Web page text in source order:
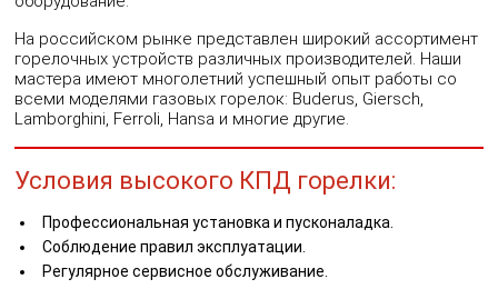
На российском рынке представлен широкий ассортимент
горелочных устройств различных производителей. Наши
мастера имеют многолетний успешный опыт работы со
всеми моделями газовых горелок: Buderus, Giersch,
Lamborghini, Ferroli, Hansa и многие другие.
Условия высокого КПД горелки:
Профессиональная установка и пусконаладка.
Соблюдение правил эксплуатации.
Регулярное сервисное обслуживание.